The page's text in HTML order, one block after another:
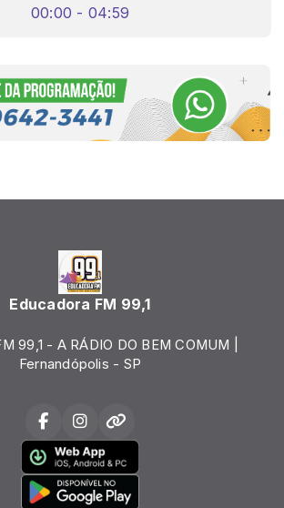
00:00 - 04:59
Educadora FM 99,1
99,1 - A RÁDIO DO BEM COMUM |
Fernandópolis - SP